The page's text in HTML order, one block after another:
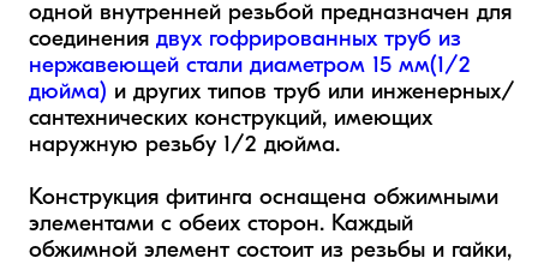
одной внутренней резьбой предназначен для
соединения двух гофрированных труб из
нержавеющей стали диаметром 15 мм(1/2
дюйма) и других типов труб или инженерных/
сантехнических конструкций, имеющих
наружную резьбу 1/2 дюйма.
Конструкция фитинга оснащена обжимными
элементами с обеих сторон. Каждый
обжимной элемент состоит из резьбы и гайки,